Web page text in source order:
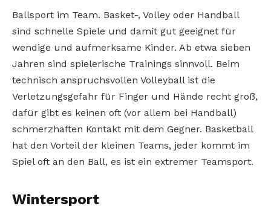
Ballsport im Team. Basket-, Volley oder Handball
sind schnelle Spiele und damit gut geeignet für
wendige und aufmerksame Kinder. Ab etwa sieben
Jahren sind spielerische Trainings sinnvoll. Beim
technisch anspruchsvollen Volleyball ist die
Verletzungsgefahr für Finger und Hände recht groß,
dafür gibt es keinen oft (vor allem bei Handball)
schmerzhaften Kontakt mit dem Gegner. Basketball
hat den Vorteil der kleinen Teams, jeder kommt im
Spiel oft an den Ball, es ist ein extremer Teamsport.
Wintersport